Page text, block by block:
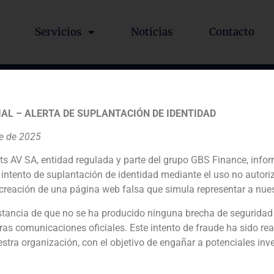
Servicios Noticias Contacto
– GBS Finance en
– ALERTA DE SUPLANTACIÓN DE IDENTIDAD
de 2025
AV SA, entidad regulada y parte del grupo GBS Finance,
de suplantación de identidad mediante el uso no
de una página web falsa que simula representar a
de que no se ha producido ninguna brecha de
comunicaciones oficiales. Este intento de fraude ha sido
organización, con el objetivo de engañar a potenciales